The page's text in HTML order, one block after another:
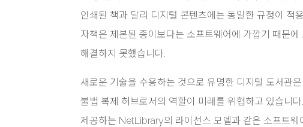
인쇄된 책과 달리 디지털 콘텐츠에는 동일한 규정이 적
자책은 제본된 종이보다는 소프트웨어에 가깝기 때문
해결하지 못했습니다.
새로운 기술을 수용하는 것으로 유명한 디지털 도서관
불법 복제 허브로서의 역할이 미래를 위협하고 있습니
제공하는 NetLibrary의 라이선스 모델과 같은 소프트